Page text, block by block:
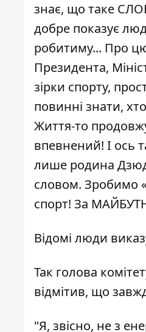
знає, що таке
добре показує
робитиму... Про
Президента,
зірки спорту,
повинні знати,
Життя-то
впевнений! І ось
лише родина
словом. Зробимо
спорт! За
Відомі люди
Так голова
відмітив, що
"Я, звісно, не з